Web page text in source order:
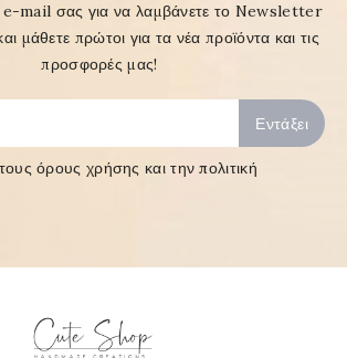
mail σας για να λαμβάνετε το Newsletter
μάθετε πρώτοι για τα νέα προϊόντα και τις
προσφορές μας!
όρους χρήσης και την πολιτική